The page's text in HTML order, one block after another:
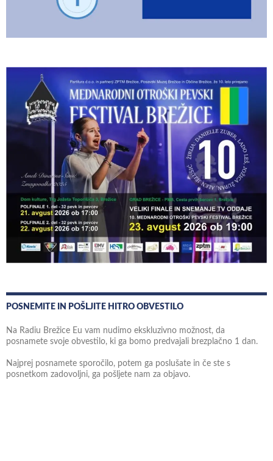
POSNEMITE IN POŠLJITE HITRO OBVESTILO
Na Radiu Brežice Eu vam nudimo ekskluzivno možnost, da
posnamete svoje obvestilo, ki ga bomo predvajali brezplačno 1 dan.
Najprej posnamete sporočilo, potem ga poslušate in če ste s
posnetkom zadovoljni, ga pošljete nam za objavo.